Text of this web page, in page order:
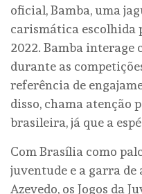
oficial, Bamba, uma
carismática escolhida
2022. Bamba interage
durante as
referência de
disso, chama atenção
brasileira, já que a
Com Brasília como
juventude e a garra de
Azevedo, os Jogos da